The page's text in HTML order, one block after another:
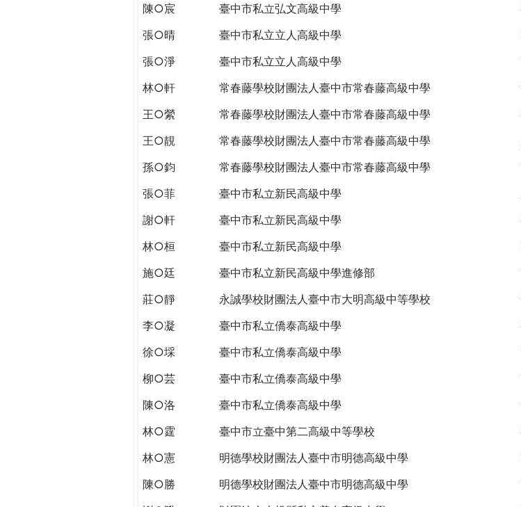
陳○宸
臺中市私立弘文高級中學
張○晴
臺中市私立立人高級中學
張○淨
臺中市私立立人高級中學
林○軒
常春藤學校財團法人臺中市常春藤高級中學
王○縈
常春藤學校財團法人臺中市常春藤高級中學
王○靚
常春藤學校財團法人臺中市常春藤高級中學
孫○鈞
常春藤學校財團法人臺中市常春藤高級中學
張○菲
臺中市私立新民高級中學
謝○軒
臺中市私立新民高級中學
林○桓
臺中市私立新民高級中學
施○廷
臺中市私立新民高級中學進修部
莊○靜
永誠學校財團法人臺中市大明高級中等學校
李○凝
臺中市私立僑泰高級中學
徐○埰
臺中市私立僑泰高級中學
柳○芸
臺中市私立僑泰高級中學
陳○洛
臺中市私立僑泰高級中學
林○霆
臺中市立臺中第二高級中等學校
林○憲
明德學校財團法人臺中市明德高級中學
陳○勝
明德學校財團法人臺中市明德高級中學